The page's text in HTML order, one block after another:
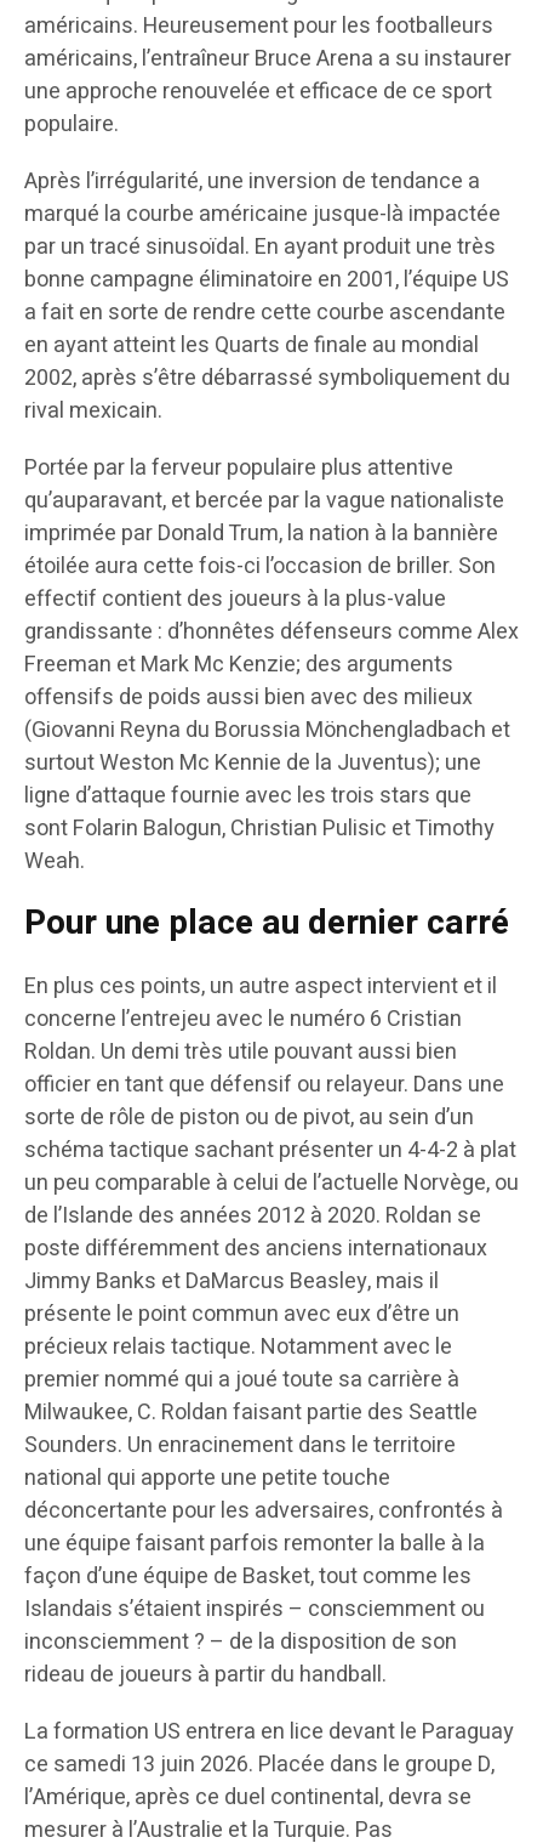
américains. Heureusement pour les footballeurs
américains, l’entraîneur Bruce Arena a su instaurer
une approche renouvelée et efficace de ce sport
populaire.
Après l’irrégularité, une inversion de tendance a
marqué la courbe américaine jusque-là impactée
par un tracé sinusoïdal. En ayant produit une très
bonne campagne éliminatoire en 2001, l’équipe US
a fait en sorte de rendre cette courbe ascendante
en ayant atteint les Quarts de finale au mondial
2002, après s’être débarrassé symboliquement du
rival mexicain.
Portée par la ferveur populaire plus attentive
qu’auparavant, et bercée par la vague nationaliste
imprimée par Donald Trum, la nation à la bannière
étoilée aura cette fois-ci l’occasion de briller. Son
effectif contient des joueurs à la plus-value
grandissante : d’honnêtes défenseurs comme Alex
Freeman et Mark Mc Kenzie; des arguments
offensifs de poids aussi bien avec des milieux
(Giovanni Reyna du Borussia Mönchengladbach et
surtout Weston Mc Kennie de la Juventus); une
ligne d’attaque fournie avec les trois stars que
sont Folarin Balogun, Christian Pulisic et Timothy
Weah.
Pour une place au dernier carré
En plus ces points, un autre aspect intervient et il
concerne l’entrejeu avec le numéro 6 Cristian
Roldan. Un demi très utile pouvant aussi bien
officier en tant que défensif ou relayeur. Dans une
sorte de rôle de piston ou de pivot, au sein d’un
schéma tactique sachant présenter un 4-4-2 à plat
un peu comparable à celui de l’actuelle Norvège, ou
de l’Islande des années 2012 à 2020. Roldan se
poste différemment des anciens internationaux
Jimmy Banks et DaMarcus Beasley, mais il
présente le point commun avec eux d’être un
précieux relais tactique. Notamment avec le
premier nommé qui a joué toute sa carrière à
Milwaukee, C. Roldan faisant partie des Seattle
Sounders. Un enracinement dans le territoire
national qui apporte une petite touche
déconcertante pour les adversaires, confrontés à
une équipe faisant parfois remonter la balle à la
façon d’une équipe de Basket, tout comme les
Islandais s’étaient inspirés – consciemment ou
inconsciemment ? – de la disposition de son
rideau de joueurs à partir du handball.
La formation US entrera en lice devant le Paraguay
ce samedi 13 juin 2026. Placée dans le groupe D,
l’Amérique, après ce duel continental, devra se
mesurer à l’Australie et la Turquie. Pas